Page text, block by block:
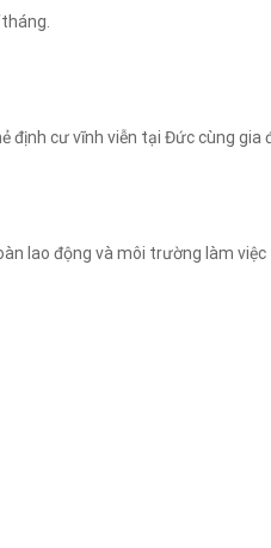
định cư vĩnh viễn tại Đức cùng gia
lao động và môi trường làm việc